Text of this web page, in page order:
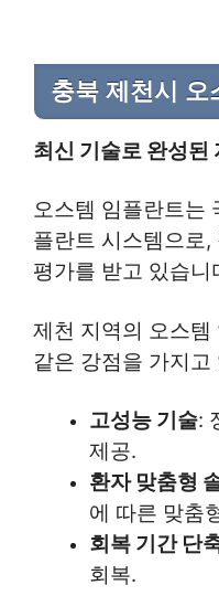
충북 제천시 오
최신 기술로 완성된
오스템 임플란트는
플란트 시스템으로
평가를 받고 있습니
제천 지역의 오스
같은 강점을 가지고
고성능 기술:
제공.
환자 맞춤형
에 따른 맞춤
회복 기간 단
회복.